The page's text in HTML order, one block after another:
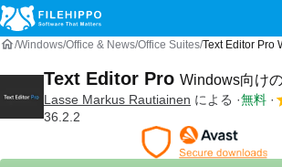
Windows Office & News Office Suites Text Editor Pro
Text Editor Pro Windows向け
Lasse Markus Rautiainen による
無料
36.2.2